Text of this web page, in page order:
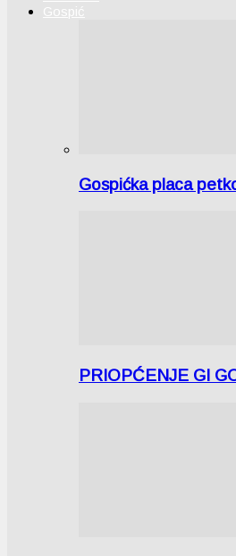
Gospić
Gospićka placa
PRIOPĆENJE GI